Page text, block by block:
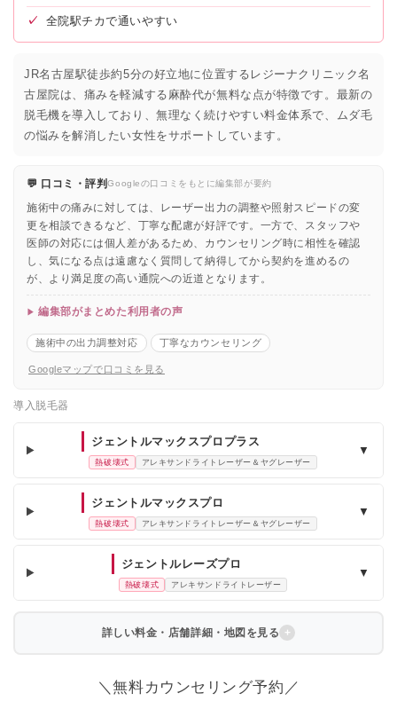
✓ 全院駅チカで通いやすい
JR名古屋駅徒歩約5分の好立地に位置するレジーナクリニック名
古屋院は、痛みを軽減する麻酔代が無料な点が特徴です。最新の
脱毛機を導入しており、無理なく続けやすい料金体系で、ムダ毛
の悩みを解消したい女性をサポートしています。
💬 口コミ・評判Googleの口コミをもとに編集部が要約
施術中の痛みに対しては、レーザー出力の調整や照射スピードの変
更を相談できるなど、丁寧な配慮が好評です。一方で、スタッフや
医師の対応には個人差があるため、カウンセリング時に相性を確認
し、気になる点は遠慮なく質問して納得してから契約を進めるの
が、より満足度の高い通院への近道となります。
編集部がまとめた利用者の声
施術中の出力調整対応 丁寧なカウンセリング
Googleマップで口コミを見る
導入脱毛器
ジェントルマックスプロプラス
熱破壊式 アレキサンドライトレーザー＆ヤグレーザー
▼
ジェントルマックスプロ
熱破壊式 アレキサンドライトレーザー＆ヤグレーザー
▼
ジェントルレーズプロ
熱破壊式 アレキサンドライトレーザー
▼
詳しい料金・店舗詳細・地図を見る
＼無料カウンセリング予約／